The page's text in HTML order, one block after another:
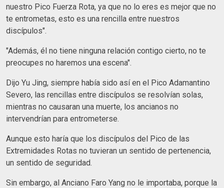
nuestro Pico Fuerza Rota, ya que no lo eres es mejor que no
te entrometas, esto es una rencilla entre nuestros
discípulos".
"Además, él no tiene ninguna relación contigo cierto, no te
preocupes no haremos una escena".
Dijo Yu Jing, siempre había sido así en el Pico Adamantino
Severo, las rencillas entre discípulos se resolvían solas,
mientras no causaran una muerte, los ancianos no
intervendrían para entrometerse.
Aunque esto haría que los discípulos del Pico de las
Extremidades Rotas no tuvieran un sentido de pertenencia,
un sentido de seguridad.
Sin embargo, al Anciano Faro Yang no le importaba, porque la